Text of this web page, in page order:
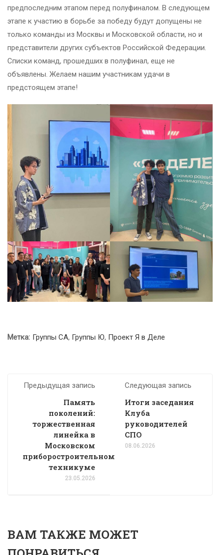
предпоследним этапом перед полуфиналом. В следующем
этапе к участию в борьбе за победу будут допущены не
только команды из Москвы и Московской области, но и
представители других субъектов Российской Федерации.
Списки команд, прошедших в полуфинал, еще не
объявлены. Желаем нашим участникам удачи в
предстоящем этапе!
Метка: Группы СА, Группы Ю, Проект Я в Деле
Предыдущая запись
Память
поколений:
торжественная
линейка в
Московском
приборостроительном
техникуме
23.05.2026
Следующая запись
Итоги заседания
Клуба
руководителей
СПО
08.06.2026
ВАМ ТАКЖЕ МОЖЕТ